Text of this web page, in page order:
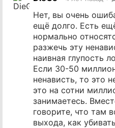
Нет, вы очень
ещё долго. Есть
нормально
разжечь эту
наивная глупость
Если 30-50
ненависть, то это
это на сотни
занимаетесь.
говорите, что там
выхода, как